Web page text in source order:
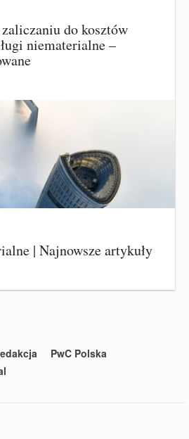
do kosztów
niematerialne –
| Najnowsze artykuły
PwC Polska